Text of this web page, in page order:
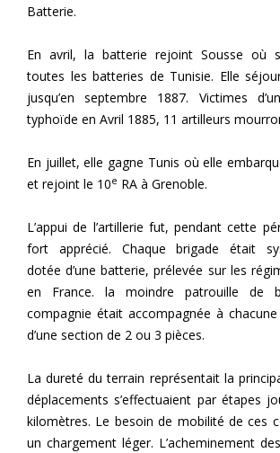
Batterie.
En avril, la batterie rejoint Sousse où
toutes les batteries de Tunisie. Elle
jusqu’en septembre 1887. Victimes
typhoïde en Avril 1885, 11 artilleurs
En juillet, elle gagne Tunis où elle
et rejoint le 10e RA à Grenoble.
L’appui de l’artillerie fut, pendant cette
fort apprécié. Chaque brigade était
dotée d’une batterie, prélevée sur les
en France. la moindre patrouille de
compagnie était accompagnée à
d’une section de 2 ou 3 pièces.
La dureté du terrain représentait la
déplacements s’effectuaient par étapes
kilomètres. Le besoin de mobilité de ces
un chargement léger. L’acheminement